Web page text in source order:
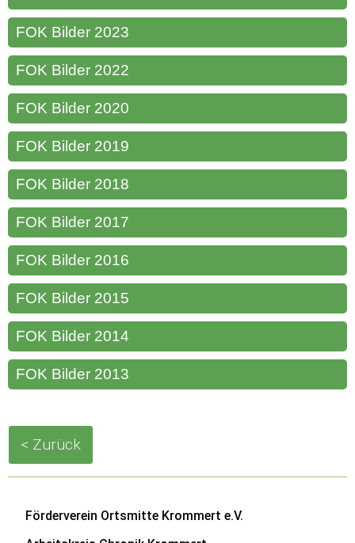
FOK Bilder 2023
FOK Bilder 2022
FOK Bilder 2020
FOK Bilder 2019
FOK Bilder 2018
FOK Bilder 2017
FOK Bilder 2016
FOK Bilder 2015
FOK Bilder 2014
FOK Bilder 2013
< Zurück
überspringen
Förderverein Ortsmitte Krommert e.V.